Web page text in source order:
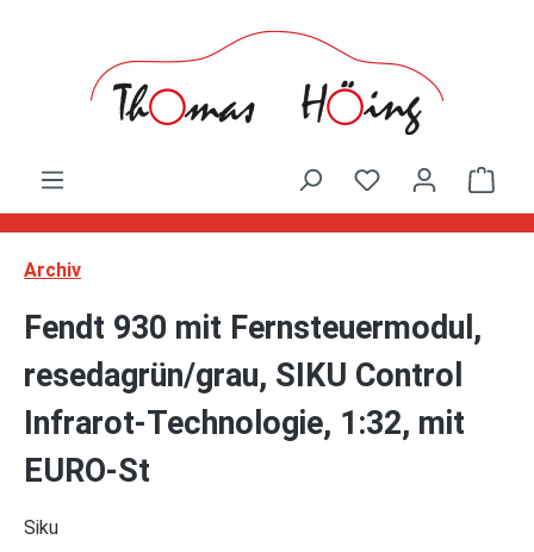
Archiv
Fendt 930 mit Fernsteuermodul,
resedagrün/grau, SIKU Control
Infrarot-Technologie, 1:32, mit
EURO-St
Siku